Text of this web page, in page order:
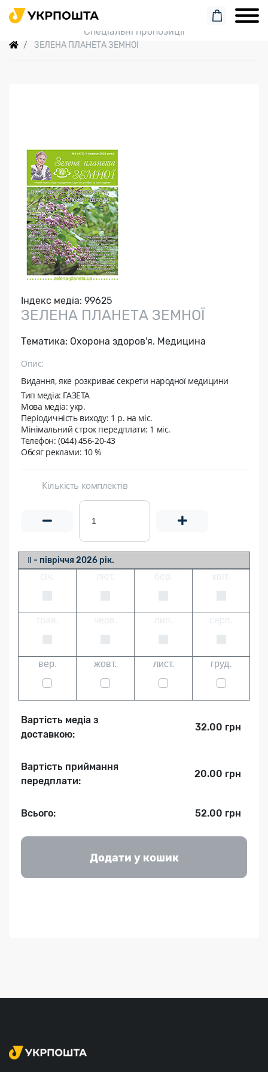
Пошук замовлення
Спеціальні пропозиції
ЗЕЛЕНА ПЛАНЕТА ЗЕМНОЇ
Індекс медіа: 99625
ЗЕЛЕНА ПЛАНЕТА ЗЕМНОЇ
Тематика: Охорона здоров'я. Медицина
Опис:
Видання, яке розкриває секрети народної медицини
Тип медіа: ГАЗЕТА
Мова медіа: укр.
Періодичність виходу: 1 р. на мic.
Мінімальний строк передплати: 1 міс.
Телефон: (044) 456-20-43
Обсяг реклами: 10 %
Кількість комплектів
Ⅱ - півріччя 2026 рік.
вер. жовт. лист. груд.
Вартість медіа з
доставкою:
32.00 грн
Вартість приймання
передплати:
20.00 грн
Всього: 52.00 грн
Додати у кошик